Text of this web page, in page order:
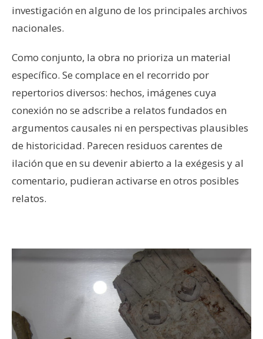
investigación en alguno de los principales archivos
nacionales.
Como conjunto, la obra no prioriza un material
específico. Se complace en el recorrido por
repertorios diversos: hechos, imágenes cuya
conexión no se adscribe a relatos fundados en
argumentos causales ni en perspectivas plausibles
de historicidad. Parecen residuos carentes de
ilación que en su devenir abierto a la exégesis y al
comentario, pudieran activarse en otros posibles
relatos.